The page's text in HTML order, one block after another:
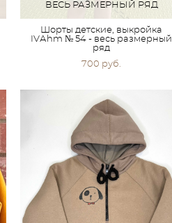
ВЕСЬ РАЗМЕРНЫЙ РЯД
Шорты детские, выкройка
IVАhm № 54 - весь размерный
ряд
700 pуб.